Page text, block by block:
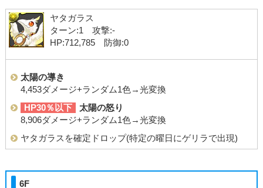
ヤタガラス
ターン:1 攻撃:-
HP:712,785 防御:0
太陽の導き
4,453ダメージ+ランダム1色→光変換
HP30％以下
太陽の怒り
8,906ダメージ+ランダム1色→光変換
ヤタガラスを確定ドロップ(特定の曜日にゲリラで出現)
6F